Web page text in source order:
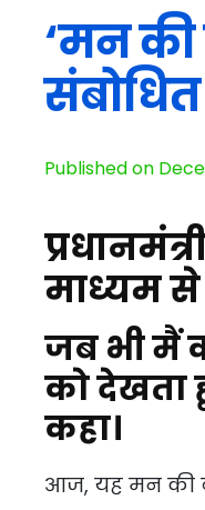
‘मन की
Published on
माध्यम से
जब भी मैं
को देखता
कहा।
आज, यह मन की